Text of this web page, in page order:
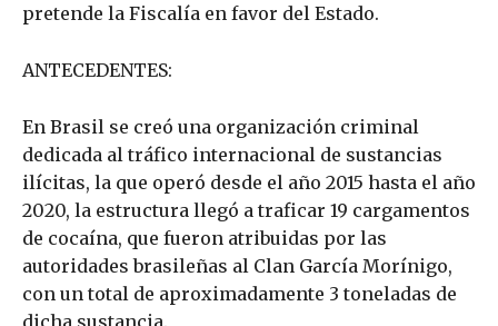
pretende la Fiscalía en favor del Estado.
ANTECEDENTES:
En Brasil se creó una organización criminal
dedicada al tráfico internacional de sustancias
ilícitas, la que operó desde el año 2015 hasta el año
2020, la estructura llegó a traficar 19 cargamentos
de cocaína, que fueron atribuidas por las
autoridades brasileñas al Clan García Morínigo,
con un total de aproximadamente 3 toneladas de
dicha sustancia.